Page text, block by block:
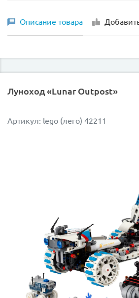
Описание товара
Луноход «Lunar Outpost»
Артикул: lego (лего) 42211